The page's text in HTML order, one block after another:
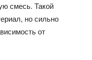
смесь. Такой
но сильно
от